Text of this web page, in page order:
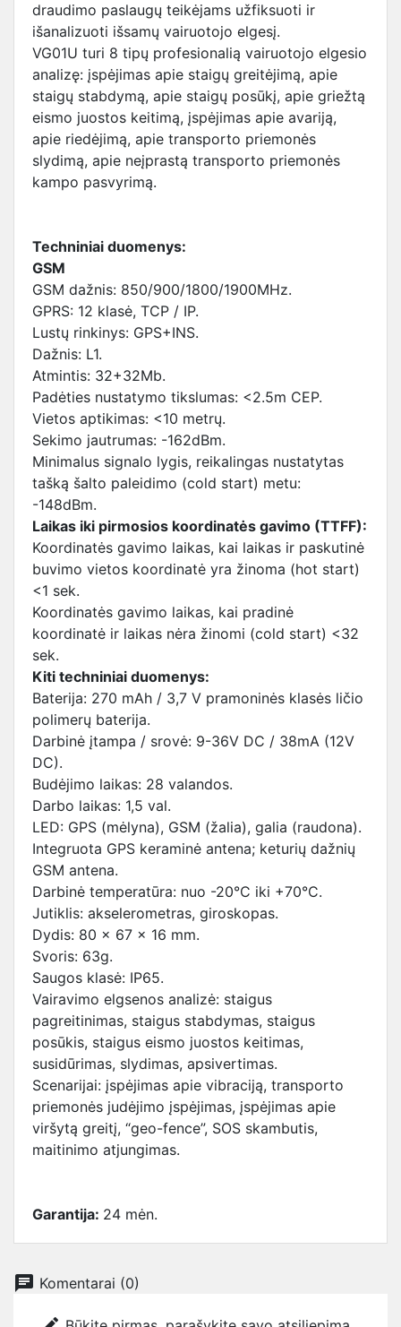
draudimo paslaugų teikėjams užfiksuoti ir
išanalizuoti išsamų vairuotojo elgesį.
VG01U turi 8 tipų profesionalią vairuotojo elgesio
analizę: įspėjimas apie staigų greitėjimą, apie
staigų stabdymą, apie staigų posūkį, apie griežtą
eismo juostos keitimą, įspėjimas apie avariją,
apie riedėjimą, apie transporto priemonės
slydimą, apie neįprastą transporto priemonės
kampo pasvyrimą.
Techniniai duomenys:
GSM
GSM dažnis: 850/900/1800/1900MHz.
GPRS: 12 klasė, TCP / IP.
Lustų rinkinys: GPS+INS.
Dažnis: L1.
Atmintis: 32+32Mb.
Padėties nustatymo tikslumas: <2.5m CEP.
Vietos aptikimas: <10 metrų.
Sekimo jautrumas: -162dBm.
Minimalus signalo lygis, reikalingas nustatytas
tašką šalto paleidimo (cold start) metu:
-148dBm.
Laikas iki pirmosios koordinatės gavimo (TTFF):
Koordinatės gavimo laikas, kai laikas ir paskutinė
buvimo vietos koordinatė yra žinoma (hot start)
<1 sek.
Koordinatės gavimo laikas, kai pradinė
koordinatė ir laikas nėra žinomi (cold start) <32
sek.
Kiti techniniai duomenys:
Baterija: 270 mAh / 3,7 V pramoninės klasės ličio
polimerų baterija.
Darbinė įtampa / srovė: 9-36V DC / 38mA (12V
DC).
Budėjimo laikas: 28 valandos.
Darbo laikas: 1,5 val.
LED: GPS (mėlyna), GSM (žalia), galia (raudona).
Integruota GPS keraminė antena; keturių dažnių
GSM antena.
Darbinė temperatūra: nuo -20°C iki +70°C.
Jutiklis: akselerometras, giroskopas.
Dydis: 80 x 67 x 16 mm.
Svoris: 63g.
Saugos klasė: IP65.
Vairavimo elgsenos analizė: staigus
pagreitinimas, staigus stabdymas, staigus
posūkis, staigus eismo juostos keitimas,
susidūrimas, slydimas, apsivertimas.
Scenarijai: įspėjimas apie vibraciją, transporto
priemonės judėjimo įspėjimas, įspėjimas apie
viršytą greitį, “geo-fence”, SOS skambutis,
maitinimo atjungimas.
Garantija: 24 mėn.
chat Komentarai (0)